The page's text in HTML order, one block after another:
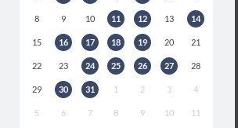
8 9 10 11 12 13 14
15 16 17 18 19 20 21
22 23 24 25 26 27 28
29 30 31 1 2 3 4
5 6 7 8 9 10 11